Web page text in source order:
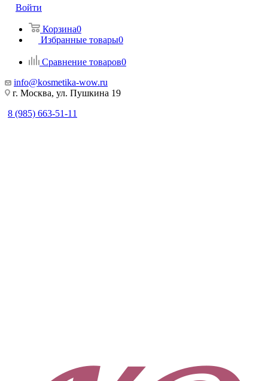
Войти
Корзина0
Избранные товары0
Сравнение товаров0
info@kosmetika-wow.ru
г. Москва, ул. Пушкина 19
8 (985) 663-51-11